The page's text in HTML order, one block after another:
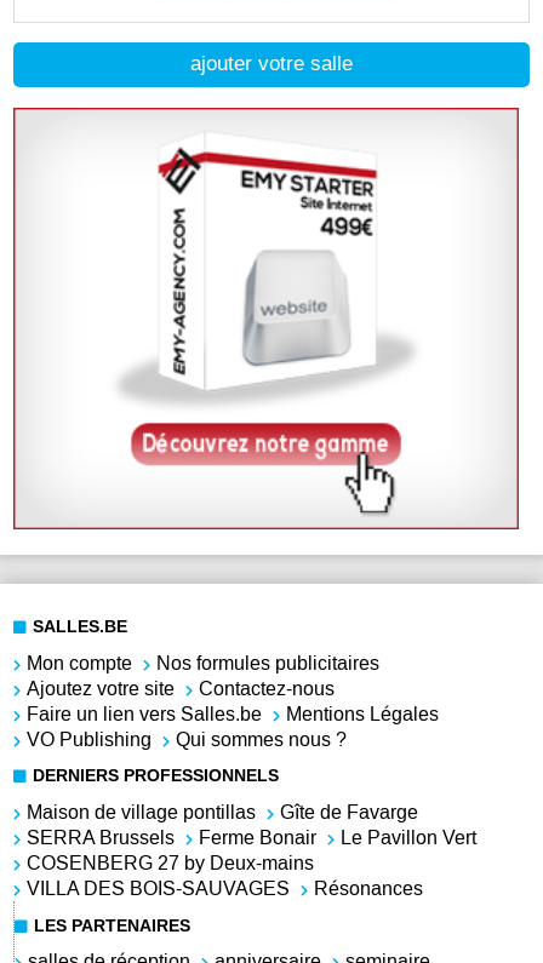
ajouter votre salle
SALLES.BE
Mon compte
Nos formules publicitaires
Ajoutez votre site
Contactez-nous
Faire un lien vers Salles.be
Mentions Légales
VO Publishing
Qui sommes nous ?
DERNIERS PROFESSIONNELS
Maison de village pontillas
Gîte de Favarge
SERRA Brussels
Ferme Bonair
Le Pavillon Vert
COSENBERG 27 by Deux-mains
VILLA DES BOIS-SAUVAGES
Résonances
LES PARTENAIRES